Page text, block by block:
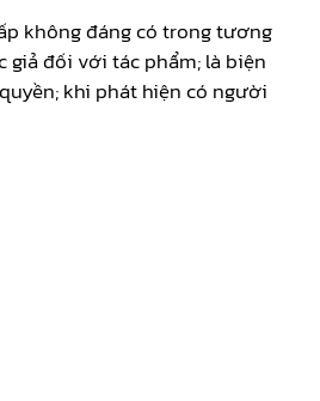
không đáng có trong tương
giả đối với tác phẩm; là biện
khi phát hiện có người